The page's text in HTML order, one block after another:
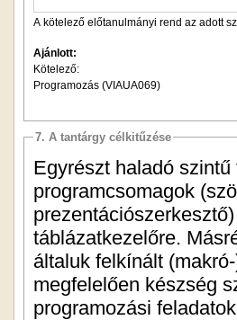
A kötelező előtanulmányi rend az adott
Ajánlott:
Kötelező:
Programozás (VIAUA069)
7. A tantárgy célkitűzése
Egyrészt haladó
programcsomagok
táblázatkezelőre.
általuk felkínált
megfelelően készség
programozási